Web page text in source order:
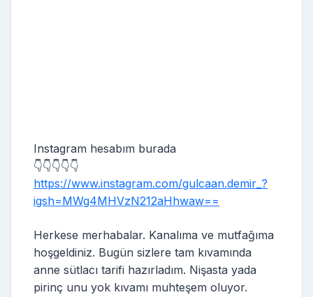
Instagram hesabım burada
👇👇👇👇👇
https://www.instagram.com/gulcaan.demir_?
igsh=MWg4MHVzN212aHhwaw==
Herkese merhabalar. Kanalıma ve mutfağıma
hoşgeldiniz. Bugün sizlere tam kıvamında
anne sütlacı tarifi hazırladım. Nişasta yada
pirinç unu yok kıvamı muhteşem oluyor.